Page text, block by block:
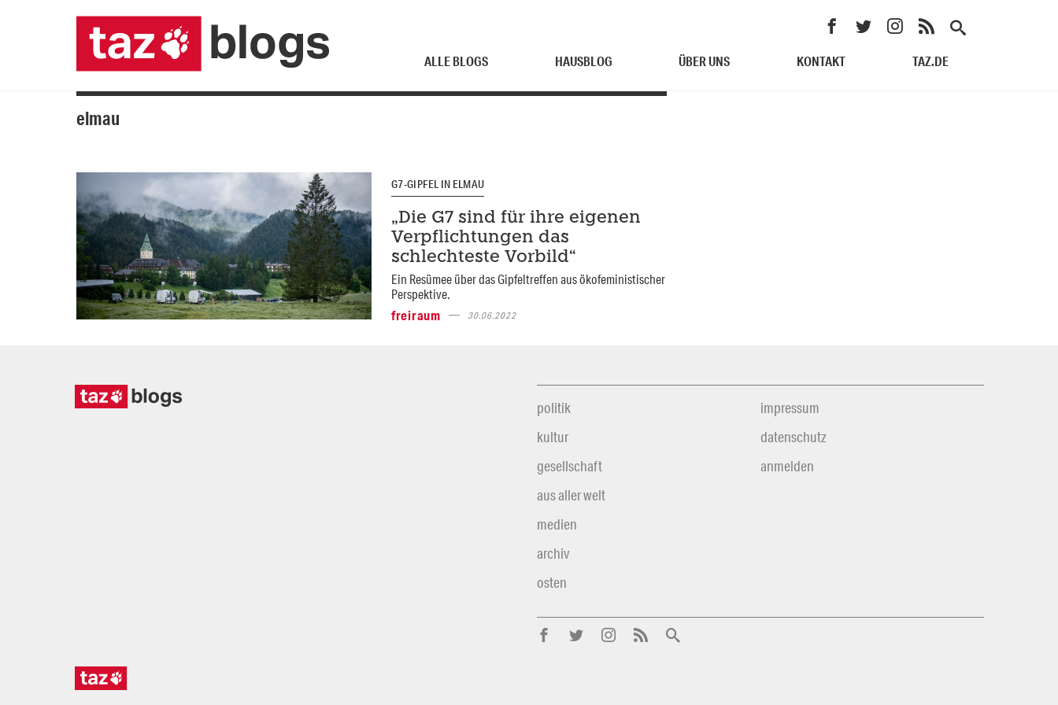
ALLE BLOGS HAUSBLOG ÜBER UNS KONTAKT TAZ.DE
elmau
G7-GIPFEL IN ELMAU
„Die G7 sind für ihre eigenen
Verpflichtungen das
schlechteste Vorbild“
Ein Resümee über das Gipfeltreffen aus ökofeministischer
Perspektive.
freiraum
30.06.2022
politik
kultur
gesellschaft
aus aller welt
medien
archiv
osten
impressum
datenschutz
anmelden